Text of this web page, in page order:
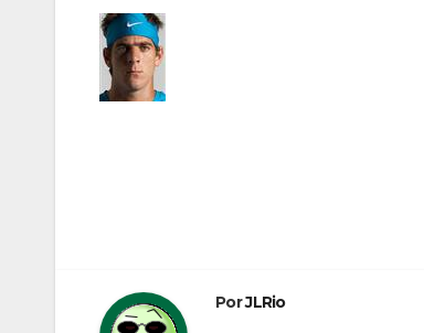
entradas
PorJLRio